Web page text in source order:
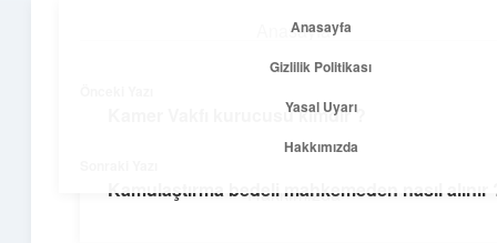
Anasayfa
Yasal Uyarı
Hakkımızda
Temiz Fikir Pınarı
Kamer Vakfı kurucusu kimdir ?
Kamulaştırma bedeli mahkemeden nasıl alınır
Anasayfa
Gizlilik Politikası
Yasal Uyarı
Hakkımızda